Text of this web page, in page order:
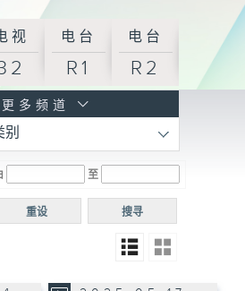
视 电台
R1
电台
R2
台 电台
普通
更多频道
别
至
搜寻
重设